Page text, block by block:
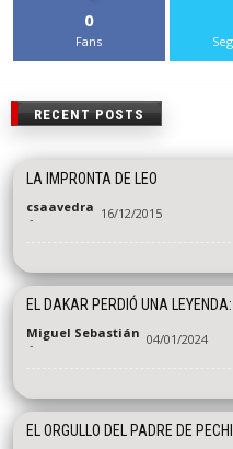
0
Fans
RECENT POSTS
LA IMPRONTA DE LEO
csaavedra
- 16/12/2015
EL DAKAR PERDIÓ UNA
Miguel Sebastián
- 04/01/2024
EL ORGULLO DEL PADRE DE